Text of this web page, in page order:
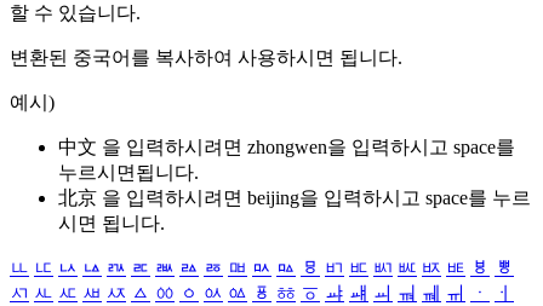
할 수 있습니다.
변환된 중국어를 복사하여 사용하시면 됩니다.
예시)
中文 을 입력하시려면 zhongwen을 입력하시고 space를
누르시면됩니다.
北京 을 입력하시려면 beijing을 입력하시고 space를 누르
시면 됩니다.
ㅥ ㅦ ㅧ ㅨ ㅩ ㅪ ㅫ ㅬ ㅭ ㅮ ㅯ ㅰ ㅱ ㅲ ㅳ ㅴ ㅵ ㅶ ㅷ ㅸ
ㅹ
ㅺ ㅻ ㅼ ㅽ ㅾ ㅿ ㆀ ㆁ ㆂ ㆃ ㆄ ㆅ ㆆ ㆇ ㆈ ㆉ ㆊ ㆋ ㆌ ㆍ
ㆎ